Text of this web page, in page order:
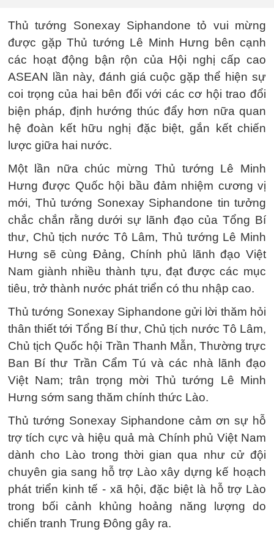
Thủ tướng Sonexay Siphandone tỏ vui mừng
được gặp Thủ tướng Lê Minh Hưng bên cạnh
các hoạt động bận rộn của Hội nghị cấp cao
ASEAN lần này, đánh giá cuộc gặp thể hiện sự
coi trọng của hai bên đối với các cơ hội trao đổi
biện pháp, định hướng thúc đẩy hơn nữa quan
hệ đoàn kết hữu nghị đặc biệt, gắn kết chiến
lược giữa hai nước.
Một lần nữa chúc mừng Thủ tướng Lê Minh
Hưng được Quốc hội bầu đảm nhiệm cương vị
mới, Thủ tướng Sonexay Siphandone tin tưởng
chắc chắn rằng dưới sự lãnh đạo của Tổng Bí
thư, Chủ tịch nước Tô Lâm, Thủ tướng Lê Minh
Hưng sẽ cùng Đảng, Chính phủ lãnh đạo Việt
Nam giành nhiều thành tựu, đạt được các mục
tiêu, trở thành nước phát triển có thu nhập cao.
Thủ tướng Sonexay Siphandone gửi lời thăm hỏi
thân thiết tới Tổng Bí thư, Chủ tịch nước Tô Lâm,
Chủ tịch Quốc hội Trần Thanh Mẫn, Thường trực
Ban Bí thư Trần Cẩm Tú và các nhà lãnh đạo
Việt Nam; trân trọng mời Thủ tướng Lê Minh
Hưng sớm sang thăm chính thức Lào.
Thủ tướng Sonexay Siphandone cảm ơn sự hỗ
trợ tích cực và hiệu quả mà Chính phủ Việt Nam
dành cho Lào trong thời gian qua như cử đội
chuyên gia sang hỗ trợ Lào xây dựng kế hoạch
phát triển kinh tế - xã hội, đặc biệt là hỗ trợ Lào
trong bối cảnh khủng hoảng năng lượng do
chiến tranh Trung Đông gây ra.